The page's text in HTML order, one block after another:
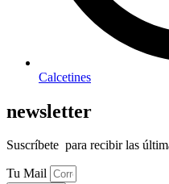
Calcetines
newsletter
Suscríbete para recibir las
Tu Mail